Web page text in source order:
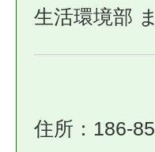
生活環境部
住所：186-